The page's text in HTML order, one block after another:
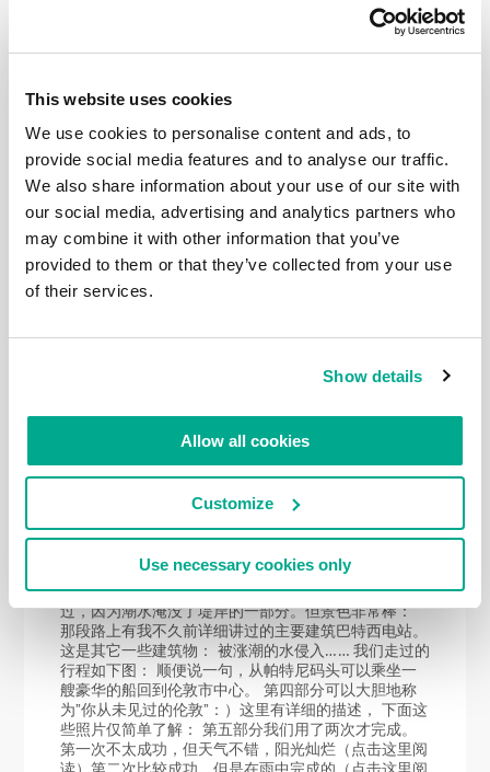
This website uses cookies
We use cookies to personalise content and ads, to
provide social media features and to analyse our traffic.
We also share information about your use of our site with
our social media, advertising and analytics partners who
may combine it with other information that you’ve
provided to them or that they’ve collected from your use
of their services.
Show details
Allow all cookies
Customize
Use necessary cookies only
80公里的路线几乎都在大伦敦区域——我们刚刚完成了
这一部分！终点位于距距离伦敦环路（AKA M25）1公
里的斯坦斯桥。 我再重复一遍：这是一条非常棒的路
可以当导游了：）真的很棒！在我们开始讲述从汉普顿
简要回顾一下游览信息（从字面上）。对于我来说是一
次美好回忆，也希望你们这段叙述能带给你们快乐：）
第一段路程要从大坝到 卡蒂萨克，关于这段行程这里
有详细的汇报，我建议你们点击阅读。水工建筑”大
坝”保护伦敦免受洪水的侵袭（大致类似于圣彼得堡的
堤坝防御建筑群）。这里有一个小博物馆，里面有详细
介绍的图片和记载： 卡蒂萨克-富有历史意义的船舰-舰
上博物馆： 这段行程距离很短，可以视为 “热身”-一共
才7公里。 因此加走一段地下通道来作为补充： 在格林
你们所有人都要看！：） 这是一个非常有教育意义的
成为了 “海洋领主”并征服了半个世界。 第二段行程-是
（这段我也讲述过了，就在那里）这也是一条非常愉快
和让人长见识路线，走起来轻松而愉快（天好时）。突
然，一座彼得大帝的纪念碑出现在眼前！ 又突然，眼
前出现了一个真正的农场，那里有山羊，鸭子等等。
从这里开始就进入城市了: 你可以在城市任意一处结束
这段行程，我们如下面地图所示大约行走了12公里：
第三段-从城市中心的泰晤士河到普特尼码头。行程不
（这里有详细叙述）。第一天，由于我们没有做好充分
的准备，被大雨浇了一天……第二部分没能正常地通
过，因为潮水淹没了堤岸的一部分。但景色非常棒：
那段路上有我不久前详细讲过的主要建筑巴特西电站。
这是其它一些建筑物： 被涨潮的水侵入…… 我们走过的
行程如下图： 顺便说一句，从帕特尼码头可以乘坐一
艘豪华的船回到伦敦市中心。 第四部分可以大胆地称
为”你从未见过的伦敦”：）这里有详细的描述， 下面这
些照片仅简单了解： 第五部分我们用了两次才完成。
第一次不太成功，但天气不错，阳光灿烂（点击这里阅